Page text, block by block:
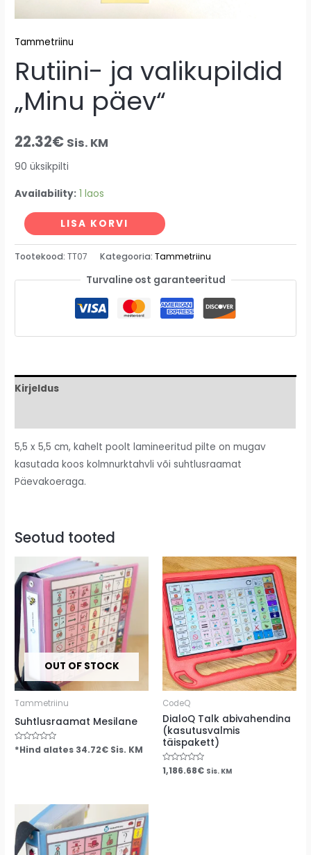
Tammetriinu
Rutiini- ja valikupildid
„Minu päev“
22.32€ Sis. KM
90 üksikpilti
Availability: 1 laos
LISA KORVI Alternative:
Tootekood:TT07 Kategooria:Tammetriinu
Turvaline ost garanteeritud
Kirjeldus
5,5 x 5,5 cm, kahelt poolt lamineeritud pilte on mugav
kasutada koos kolmnurktahvli või suhtlusraamat
Päevakoeraga.
Seotud tooted
OUT OF STOCK
Tammetriinu
Suhtlusraamat Mesilane
Hinnanguga
*Hind alates 34.72€ Sis. KM
CodeQ
DialoQ Talk abivahendina
(kasutusvalmis
täispakett)
Hinnanguga
0
1,186.68€ Sis. KM